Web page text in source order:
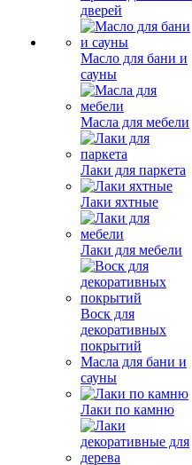
дверей
Масло для бани и
сауны
Масла для мебели
Лаки для паркета
Лаки яхтные
Лаки для мебели
Воск для
декоративных
покрытий
Масла для бани и
сауны
Лаки по камню